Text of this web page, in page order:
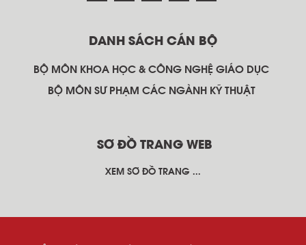
DANH SÁCH CÁN BỘ
BỘ MÔN KHOA HỌC & CÔNG NGHỆ GIÁO DỤC
BỘ MÔN SƯ PHẠM CÁC NGÀNH KỸ THUẬT
SƠ ĐỒ TRANG WEB
XEM SƠ ĐỒ TRANG ...